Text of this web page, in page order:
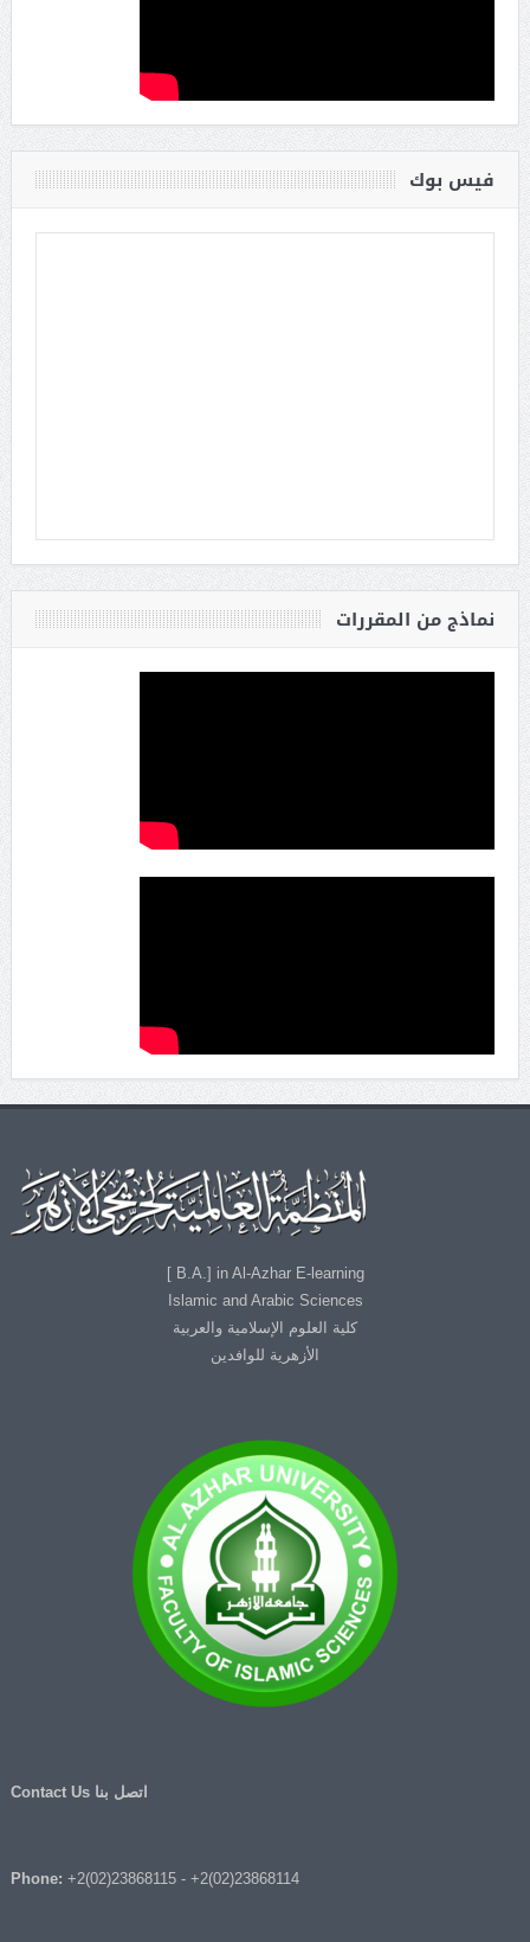
فيس بوك
نماذج من المقررات
B.A.] in Al-Azhar E-learning ]
Islamic and Arabic Sciences
كلية العلوم الإسلامية والعربية
الأزهرية للوافدين
اتصل بنا Contact Us
Phone: +2(02)23868115- +2(02)23868114